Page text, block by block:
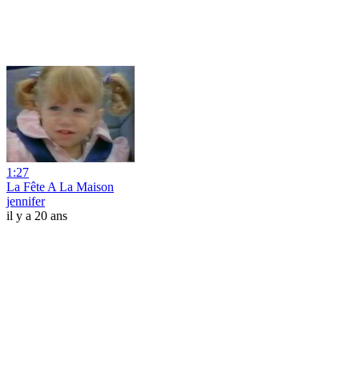
1:27
La Fête A La Maison
jennifer
il y a 20 ans